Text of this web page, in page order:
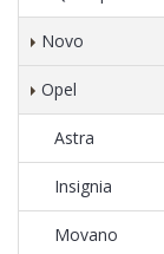
Novo
Opel
Astra
Insignia
Movano